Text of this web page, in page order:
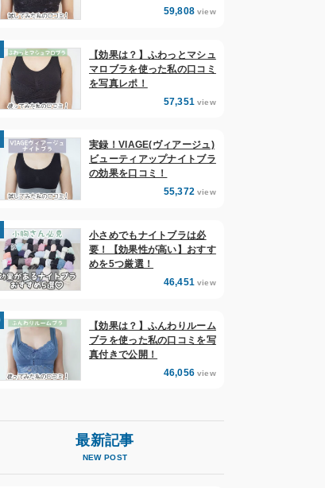
59,808 view
【効果は？】ふわっとマシュ
マロブラを使った私の口コミ
を写真レポ！
57,351 view
実録！VIAGE(ヴィアージュ)
ビューティアップナイトブラ
の効果を口コミ！
55,372 view
小さめでもナイトブラは必
要！【効果性が高い】おすす
めを5つ厳選！
46,451 view
【効果は？】ふんわりルーム
ブラを使った私の口コミを写
真付きで公開！
46,056 view
最新記事
NEW POST